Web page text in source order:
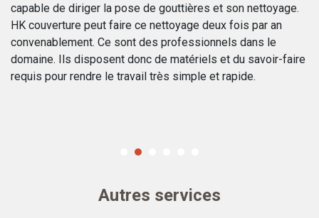
capable de diriger la pose de gouttières et son nettoyage.
HK couverture peut faire ce nettoyage deux fois par an
convenablement. Ce sont des professionnels dans le
domaine. Ils disposent donc de matériels et du savoir-faire
requis pour rendre le travail très simple et rapide.
Autres services